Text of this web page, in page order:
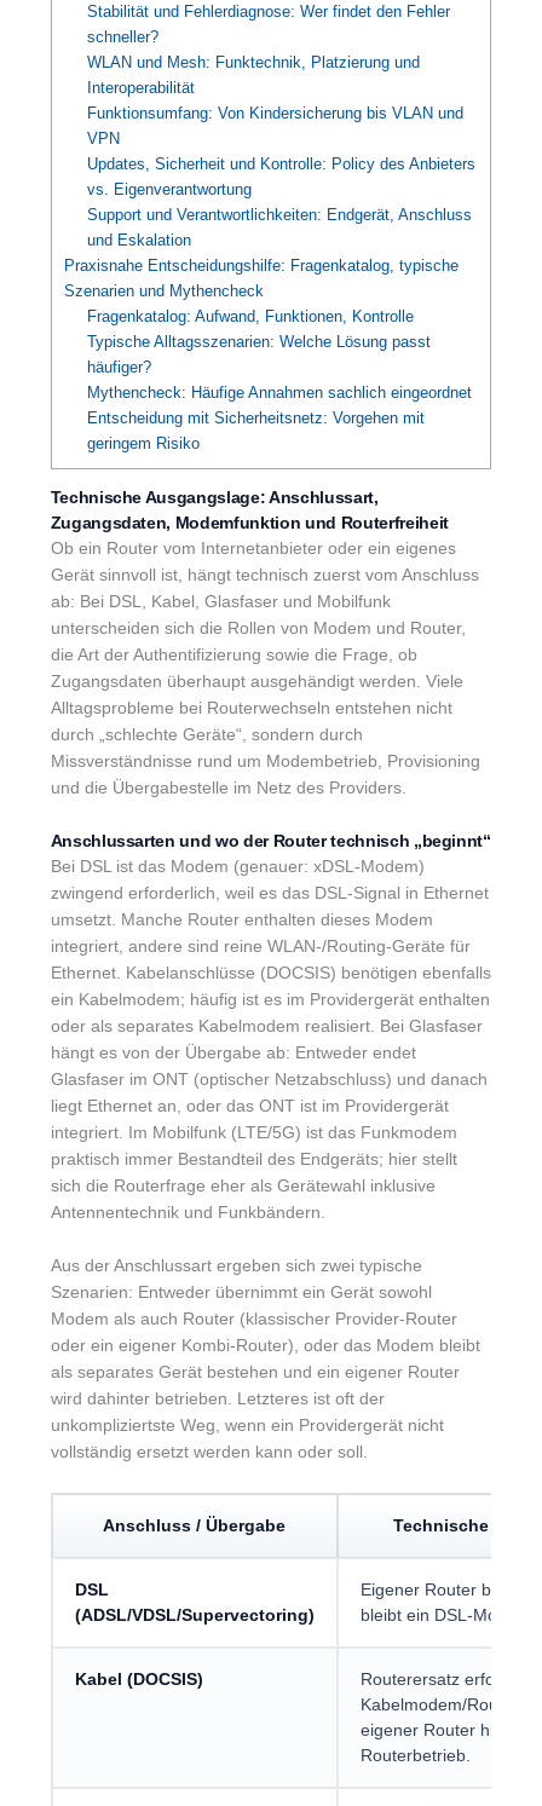
Stabilität und Fehlerdiagnose: Wer findet den Fehler
schneller?
WLAN und Mesh: Funktechnik, Platzierung und
Interoperabilität
Funktionsumfang: Von Kindersicherung bis VLAN und
VPN
Updates, Sicherheit und Kontrolle: Policy des Anbieters
vs. Eigenverantwortung
Support und Verantwortlichkeiten: Endgerät, Anschluss
und Eskalation
Praxisnahe Entscheidungshilfe: Fragenkatalog, typische
Szenarien und Mythencheck
Fragenkatalog: Aufwand, Funktionen, Kontrolle
Typische Alltagsszenarien: Welche Lösung passt
häufiger?
Mythencheck: Häufige Annahmen sachlich eingeordnet
Entscheidung mit Sicherheitsnetz: Vorgehen mit
geringem Risiko
Technische Ausgangslage: Anschlussart,
Zugangsdaten, Modemfunktion und Routerfreiheit
Ob ein Router vom Internetanbieter oder ein eigenes
Gerät sinnvoll ist, hängt technisch zuerst vom Anschluss
ab: Bei DSL, Kabel, Glasfaser und Mobilfunk
unterscheiden sich die Rollen von Modem und Router,
die Art der Authentifizierung sowie die Frage, ob
Zugangsdaten überhaupt ausgehändigt werden. Viele
Alltagsprobleme bei Routerwechseln entstehen nicht
durch „schlechte Geräte“, sondern durch
Missverständnisse rund um Modembetrieb, Provisioning
und die Übergabestelle im Netz des Providers.
Anschlussarten und wo der Router technisch „beginnt“
Bei DSL ist das Modem (genauer: xDSL-Modem)
zwingend erforderlich, weil es das DSL-Signal in Ethernet
umsetzt. Manche Router enthalten dieses Modem
integriert, andere sind reine WLAN-/Routing-Geräte für
Ethernet. Kabelanschlüsse (DOCSIS) benötigen ebenfalls
ein Kabelmodem; häufig ist es im Providergerät enthalten
oder als separates Kabelmodem realisiert. Bei Glasfaser
hängt es von der Übergabe ab: Entweder endet
Glasfaser im ONT (optischer Netzabschluss) und danach
liegt Ethernet an, oder das ONT ist im Providergerät
integriert. Im Mobilfunk (LTE/5G) ist das Funkmodem
praktisch immer Bestandteil des Endgeräts; hier stellt
sich die Routerfrage eher als Gerätewahl inklusive
Antennentechnik und Funkbändern.
Aus der Anschlussart ergeben sich zwei typische
Szenarien: Entweder übernimmt ein Gerät sowohl
Modem als auch Router (klassischer Provider-Router
oder ein eigener Kombi-Router), oder das Modem bleibt
als separates Gerät bestehen und ein eigener Router
wird dahinter betrieben. Letzteres ist oft der
unkompliziertste Weg, wenn ein Providergerät nicht
vollständig ersetzt werden kann oder soll.
Anschluss / Übergabe Technische
DSL
(ADSL/VDSL/Supervectoring)
Eigener Router
bleibt ein DSL-Modem/
Kabel (DOCSIS)
Routerersatz erfordert
Kabelmodem/Router
eigener Router hinter
Routerbetrieb.